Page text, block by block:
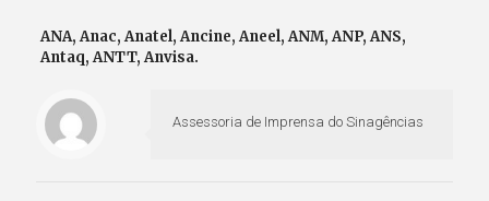
ANA, Anac, Anatel, Ancine, Aneel, ANM, ANP, ANS,
Antaq, ANTT, Anvisa.
Assessoria de Imprensa do Sinagências